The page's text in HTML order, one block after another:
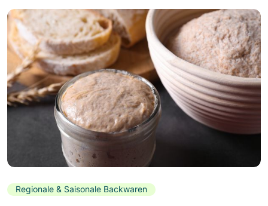
Regionale & Saisonale Backwaren